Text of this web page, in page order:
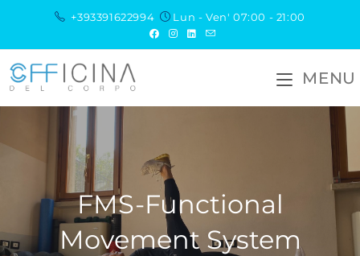
+393391622994 Lun - Ven' 07:00 - 21:00
MENU
FMS-Functional
Movement System